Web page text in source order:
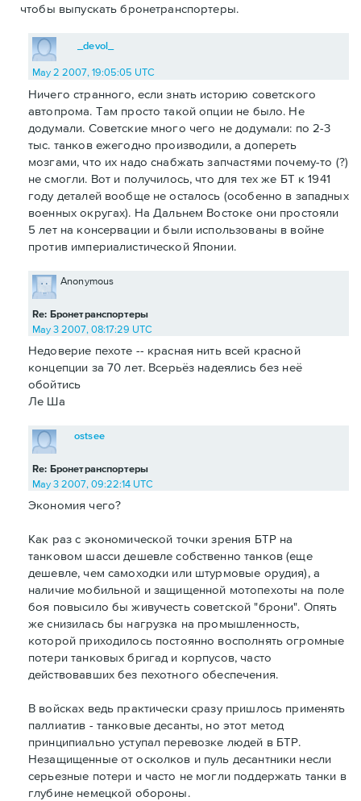
чтобы выпускать бронетранспортеры.
_devol_
May 2 2007, 19:05:05 UTC
Ничего странного, если знать историю советского
автопрома. Там просто такой опции не было. Не
додумали. Советские много чего не додумали: по 2-3
тыс. танков ежегодно производили, а допереть
мозгами, что их надо снабжать запчастями почему-то (?)
не смогли. Вот и получилось, что для тех же БТ к 1941
году деталей вообще не осталось (особенно в западных
военных округах). На Дальнем Востоке они простояли
5 лет на консервации и были использованы в войне
против империалистической Японии.
Re: Бронетранспортеры
Anonymous
May 3 2007, 08:17:29 UTC
Недоверие пехоте -- красная нить всей красной
концепции за 70 лет. Всерьёз надеялись без неё
обойтись
Ле Ша
Re: Бронетранспортеры
ostsee
May 3 2007, 09:22:14 UTC
Экономия чего?
Как раз с экономической точки зрения БТР на
танковом шасси дешевле собственно танков (еще
дешевле, чем самоходки или штурмовые орудия), а
наличие мобильной и защищенной мотопехоты на поле
боя повысило бы живучесть советской "брони". Опять
же снизилась бы нагрузка на промышленность,
которой приходилось постоянно восполнять огромные
потери танковых бригад и корпусов, часто
действовавших без пехотного обеспечения.
В войсках ведь практически сразу пришлось применять
паллиатив - танковые десанты, но этот метод
принципиально уступал перевозке людей в БТР.
Незащищенные от осколков и пуль десантники несли
серьезные потери и часто не могли поддержать танки в
глубине немецкой обороны.